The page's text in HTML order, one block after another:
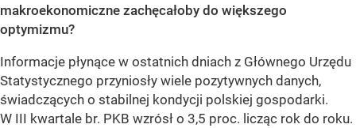
makroekonomiczne zachęcałoby do większego
optymizmu?
Informacje płynące w ostatnich dniach z Głównego Urzędu
Statystycznego przyniosły wiele pozytywnych danych,
świadczących o stabilnej kondycji polskiej gospodarki.
W III kwartale br. PKB wzrósł o 3,5 proc. licząc rok do roku.